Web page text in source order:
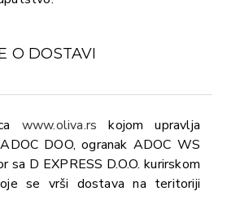
O DOSTAVI
www.oliva.rs kojom upravlja
DOO, ogranak ADOC WS
sa D EXPRESS D.O.O. kurirskom
se vrši dostava na teritoriji